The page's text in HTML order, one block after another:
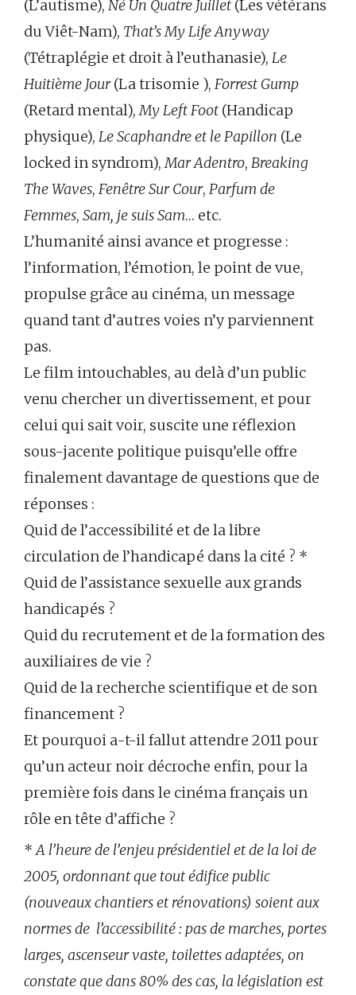
(L’autisme), Né Un Quatre Juillet (Les vétérans
du Viêt-Nam), That’s My Life Anyway
(Tétraplégie et droit à l’euthanasie), Le
Huitième Jour(La trisomie ), Forrest Gump
(Retard mental),My Left Foot (Handicap
physique), Le Scaphandre et le Papillon (Le
locked in syndrom),Mar Adentro, Breaking
The Waves, Fenêtre Sur Cour, Parfum de
Femmes, Sam, je suis Sam… etc.
L’humanité ainsi avance et progresse :
l’information, l’émotion, le point de vue,
propulse grâce au cinéma, un message
quand tant d’autres voies n’y parviennent
pas.
Le film intouchables, au delà d’un public
venu chercher un divertissement, et pour
celui qui sait voir, suscite une réflexion
sous-jacente politique puisqu’elle offre
finalement davantage de questions que de
réponses :
Quid de l’accessibilité et de la libre
circulation de l’handicapé dans la cité ? *
Quid de l’assistance sexuelle aux grands
handicapés ?
Quid du recrutement et de la formation des
auxiliaires de vie ?
Quid de la recherche scientifique et de son
financement ?
Et pourquoi a-t-il fallut attendre 2011 pour
qu’un acteur noir décroche enfin, pour la
première fois dans le cinéma français un
rôle en tête d’affiche ?
*A l’heure de l’enjeu présidentiel et de la loi de
2005, ordonnant que tout édifice public
(nouveaux chantiers et rénovations) soient aux
normes de l’accessibilité : pas de marches, portes
larges, ascenseur vaste, toilettes adaptées, on
constate que dans 80% des cas, la législation est